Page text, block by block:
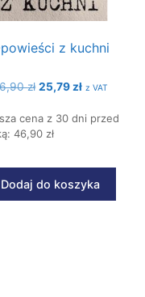
z kuchni
zł Pierwotna
wynosiła:
46,90 zł.
25,79złAktualna
wynosi:
z VAT
cena z 30 dni przed
46,90 zł
Dodaj do koszyka